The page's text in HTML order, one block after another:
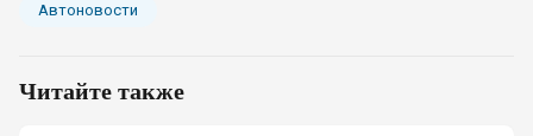
Автоновости
Читайте также